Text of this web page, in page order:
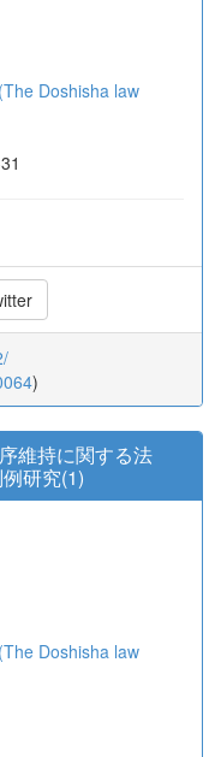
Doshisha law
)
維持に関する法
研究(1)
Doshisha law